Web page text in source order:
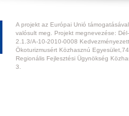
A projekt az Európai Unió
valósult meg. Projekt megnevezése:
2.1.3/A-10-2010-0008
Ökoturizmusért Közhasznú
Regionális Fejlesztési Ügynökség
3.